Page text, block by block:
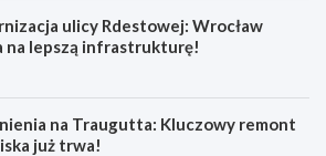
ulicy Rdestowej: Wrocław
na lepszą infrastrukturę!
na Traugutta: Kluczowy remont
już trwa!